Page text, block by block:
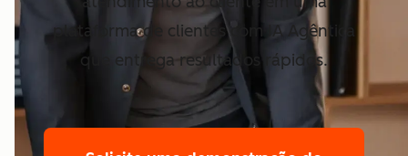
plataforma de clientes com IA Agêntica
que entrega resultados rápidos.